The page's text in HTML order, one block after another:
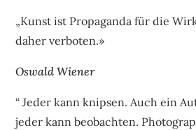
„Kunst ist Propaganda für die
daher verboten.»
Oswald Wiener
“ Jeder kann knipsen. Auch ein
jeder kann beobachten.